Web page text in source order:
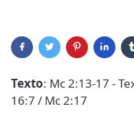
Texto: Mc 2:13-17 -
16:7 / Mc 2:17